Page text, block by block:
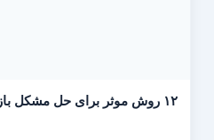
۱۲ روش موثر برای حل مشکل باز نشدن برنامه ها در ویندوز